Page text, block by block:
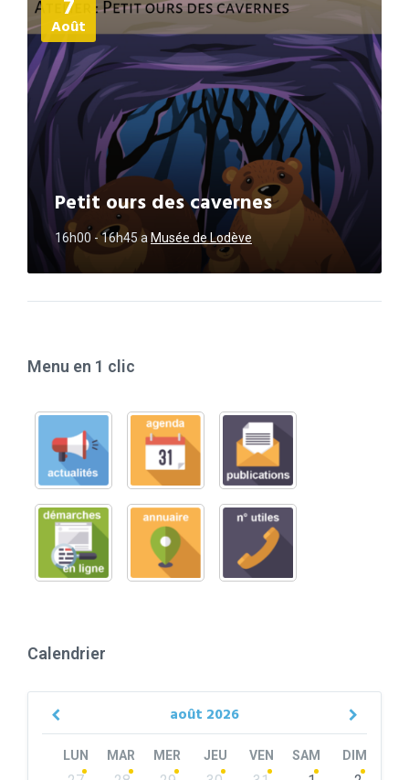
7
Août
Petit ours des cavernes
16h00 - 16h45 a Musée de Lodève
d'informations
Menu en 1 clic
Calendrier
août 2026
Previous
LUN MAR MER JEU VEN SAM DIM
Skip